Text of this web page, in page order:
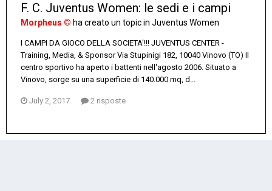
F. C. Juventus Women: le sedi e i campi
Morpheus © ha creato un topic in Juventus Women
I CAMPI DA GIOCO DELLA SOCIETA'!!! JUVENTUS CENTER -
Training, Media, & Sponsor Via Stupinigi 182, 10040 Vinovo (TO) Il
centro sportivo ha aperto i battenti nell'agosto 2006. Situato a
Vinovo, sorge su una superficie di 140.000 mq, d...
July 2, 2017 2 risposte